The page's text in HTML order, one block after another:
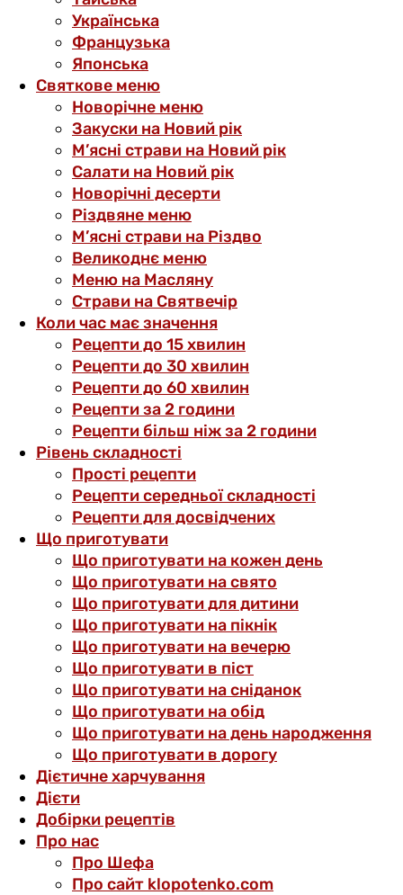
Українська
Французька
Японська
Святкове меню
Новорічне меню
Закуски на Новий рік
М’ясні страви на Новий рік
Салати на Новий рік
Новорічні десерти
Різдвяне меню
М’ясні страви на Різдво
Великоднє меню
Меню на Масляну
Страви на Святвечір
Коли час має значення
Рецепти до 15 хвилин
Рецепти до 30 хвилин
Рецепти до 60 хвилин
Рецепти за 2 години
Рецепти більш ніж за 2 години
Рівень складності
Прості рецепти
Рецепти середньої складності
Рецепти для досвідчених
Що приготувати
Що приготувати на кожен день
Що приготувати на свято
Що приготувати для дитини
Що приготувати на пікнік
Що приготувати на вечерю
Що приготувати в піст
Що приготувати на сніданок
Що приготувати на обід
Що приготувати на день народження
Що приготувати в дорогу
Дієтичне харчування
Дієти
Добірки рецептів
Про нас
Про Шефа
Про сайт klopotenko.com